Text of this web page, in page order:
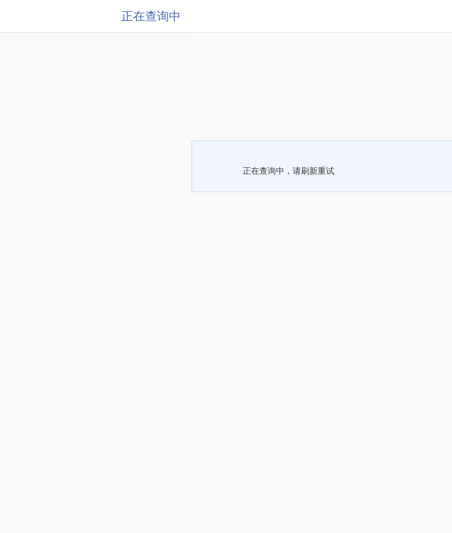
正在查询中
正在查询中，请刷新重试